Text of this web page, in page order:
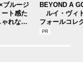
ブルージ
ト感た
れな人
BEYOND A
ルイ・ヴィ
フォールコレ
描くプレッピ